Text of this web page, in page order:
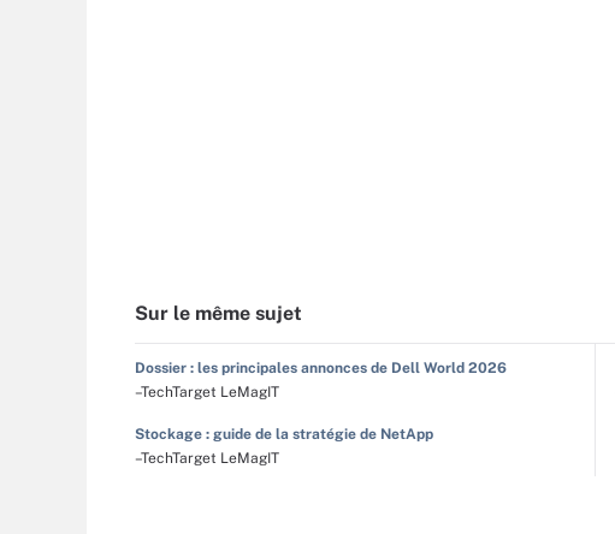
Sur le même sujet
Dossier : les principales annonces de Dell World 2026
–TechTarget LeMagIT
Stockage : guide de la stratégie de NetApp
–TechTarget LeMagIT